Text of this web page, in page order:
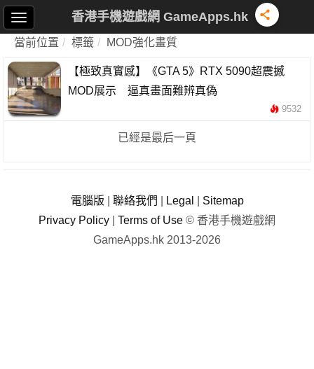
香港手機遊戲網 GameApps.hk
當前位置 標籤 MOD強化畫質
【極致真實感】《GTA 5》RTX 5090超震撼
MOD展示 逼真畫面難辨真偽
9532
已經是最后一頁
電腦版 聯絡我們 Legal
Sitemap
Privacy Policy
Terms of Use © 香港手機遊戲網
GameApps.hk 2013-2026